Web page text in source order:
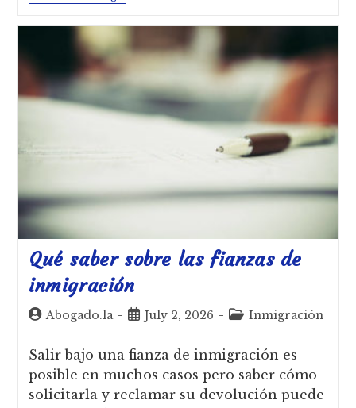
Qué saber sobre las fianzas de
inmigración
Abogado.la July 2, 2026 Inmigración
Salir bajo una fianza de inmigración es
posible en muchos casos pero saber cómo
solicitarla y reclamar su devolución puede